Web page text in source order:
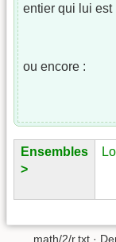
entier qui lui est
ou encore :
Ensembles
>
math/2/r.txt ·